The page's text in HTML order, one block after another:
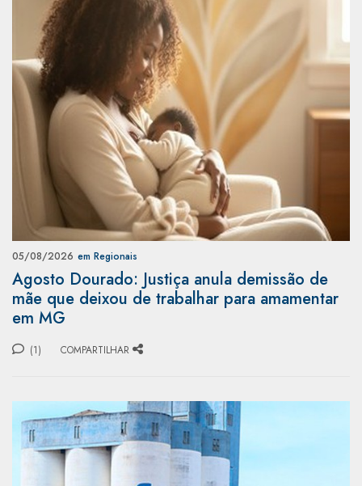
05/08/2026 em Regionais
Agosto Dourado: Justiça anula demissão de
mãe que deixou de trabalhar para amamentar
em MG
(1) COMPARTILHAR